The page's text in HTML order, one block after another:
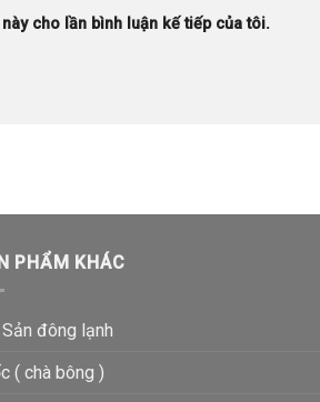
cho lần bình luận kế tiếp của tôi.
PHẨM KHÁC
đông lạnh
( chà bông )